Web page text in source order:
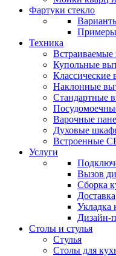
Фартуки стекло
Примеры
Техника
Купольные
Классические
Наклонные
Стандартные
Варочные
Духовые
Встроенные
Услуги
Вызов
Сборка
Доставка
Укладка
Дизайн-
Столы и стулья
Стулья
Столы для